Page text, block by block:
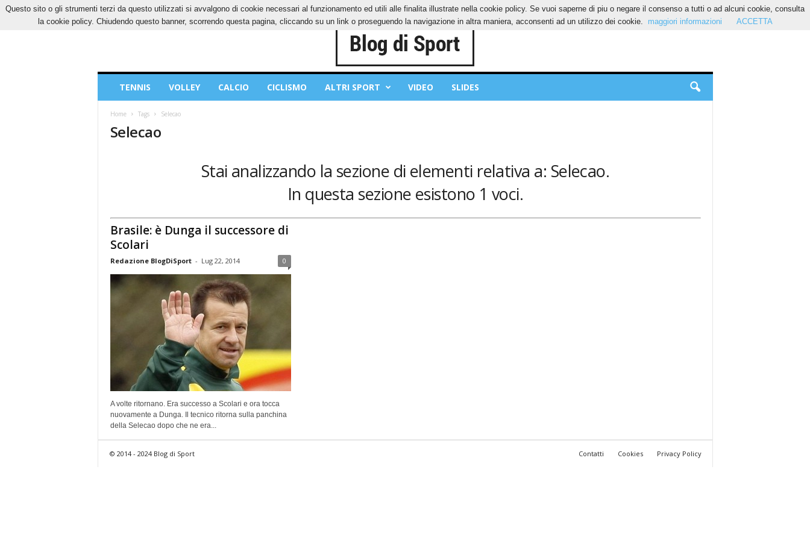
SABATO, 8 AGOSTO 2026 CONTATTI COOKIES PRIVACY POLICY
Sport
TENNIS VOLLEY CALCIO CICLISMO ALTRI SPORT VIDEO SLIDES
Home Tags Selecao
Selecao
Stai analizzando la sezione di elementi relativa a: Selecao.
In questa sezione esistono 1 voci.
Brasile: è Dunga il successore di
Scolari
Redazione BlogDiSport - Lug 22, 2014 0
A volte ritornano. Era successo a Scolari e ora tocca
nuovamente a Dunga. Il tecnico ritorna sulla panchina
della Selecao dopo che ne era...
Contatti Cookies Privacy Policy
© 2014 - 2024 Blog di Sport
Questo sito o gli strumenti terzi da questo utilizzati si avvalgono di cookie necessari al funzionamento ed utili alle finalita illustrate nella cookie policy. Se vuoi saperne di piu o negare il consenso a tutti o ad alcuni cookie, consulta
la cookie policy. Chiudendo questo banner, scorrendo questa pagina, cliccando su un link o proseguendo la navigazione in altra maniera, acconsenti ad un utilizzo dei cookie.
maggiori informazioni ACCETTA